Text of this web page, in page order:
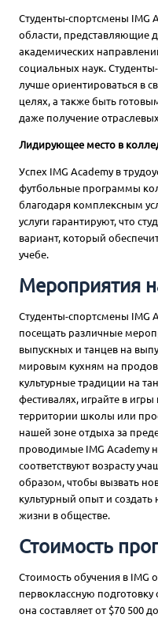
Студенты-спортсмены IMG
области, представляющие
академических
социальных наук.
лучше ориентироваться в
целях, а также быть
даже получение
Лидирующее место в
Успех IMG Academy в
футбольные программы
благодаря комплексным
услуги гарантируют, что
вариант, который
учебе.
Мероприятия
Студенты-спортсмены IMG
посещать различные
выпускных и танцев на
мировым кухням на
культурные традиции на
фестивалях, играйте в
территории школы или
нашей зоне отдыха за
проводимые IMG Academy
соответствуют возрасту
образом, чтобы вызвать
культурный опыт и
жизни в обществе.
Стоимость
Стоимость обучения в IMG
первоклассную подготовку
она составляет от $70 500